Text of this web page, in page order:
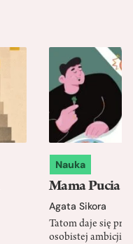
Nauka
Mama Pucia
Agata Sikora
Tatom daje się
osobistej ambicji,